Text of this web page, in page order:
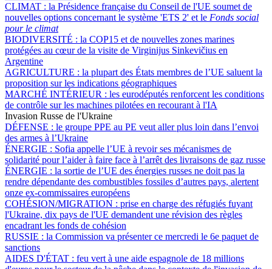
CLIMAT : la Présidence française du Conseil de l'UE soumet de
nouvelles options concernant le système 'ETS 2' et le Fonds social
pour le climat
BIODIVERSITÉ : la COP15 et de nouvelles zones marines
protégées au cœur de la visite de Virginijus Sinkevičius en
Argentine
AGRICULTURE : la plupart des États membres de l’UE saluent la
proposition sur les indications géographiques
MARCHÉ INTÉRIEUR : les eurodéputés renforcent les conditions
de contrôle sur les machines pilotées en recourant à l'IA
Invasion Russe de l'Ukraine
DÉFENSE : le groupe PPE au PE veut aller plus loin dans l’envoi
des armes à l’Ukraine
ÉNERGIE : Sofia appelle l’UE à revoir ses mécanismes de
solidarité pour l’aider à faire face à l’arrêt des livraisons de gaz russe
ÉNERGIE : la sortie de l’UE des énergies russes ne doit pas la
rendre dépendante des combustibles fossiles d’autres pays, alertent
onze ex-commissaires européens
COHÉSION/MIGRATION : prise en charge des réfugiés fuyant
l'Ukraine, dix pays de l'UE demandent une révision des règles
encadrant les fonds de cohésion
RUSSIE : la Commission va présenter ce mercredi le 6e paquet de
sanctions
AIDES D'ÉTAT : feu vert à une aide espagnole de 18 millions